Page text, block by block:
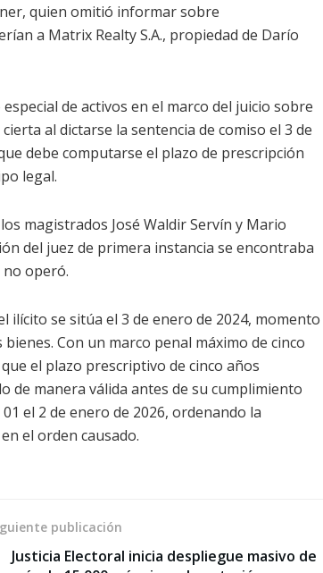
quien omitió informar sobre
a Matrix Realty S.A., propiedad de Darío
de activos en el marco del juicio sobre
al dictarse la sentencia de comiso el 3 de
debe computarse el plazo de prescripción
legal.
magistrados José Waldir Servín y Mario
del juez de primera instancia se encontraba
operó.
ilícito se sitúa el 3 de enero de 2024, momento
Con un marco penal máximo de cinco
el plazo prescriptivo de cinco años
de manera válida antes de su cumplimiento
el 2 de enero de 2026, ordenando la
el orden causado.
publicación
Justicia Electoral inicia despliegue masivo de